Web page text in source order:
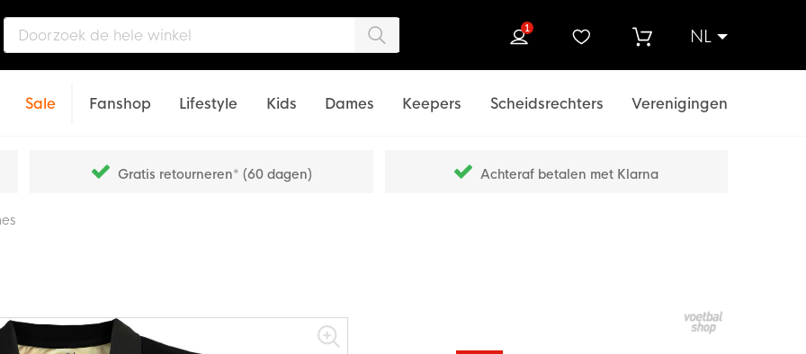
NL
1
Sale Fanshop Lifestyle Kids Dames Keepers Scheidsrechters Verenigingen
Gratis retourneren* (60 dagen) Achteraf betalen met Klarna